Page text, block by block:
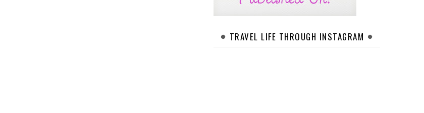
TRAVEL LIFE THROUGH INSTAGRAM